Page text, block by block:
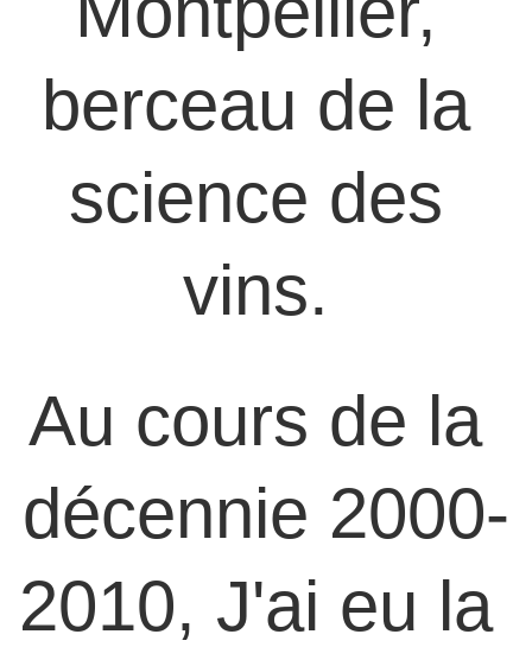
berceau de la
science des
vins.
Au cours de la
décennie 2000-
2010, J'ai eu la